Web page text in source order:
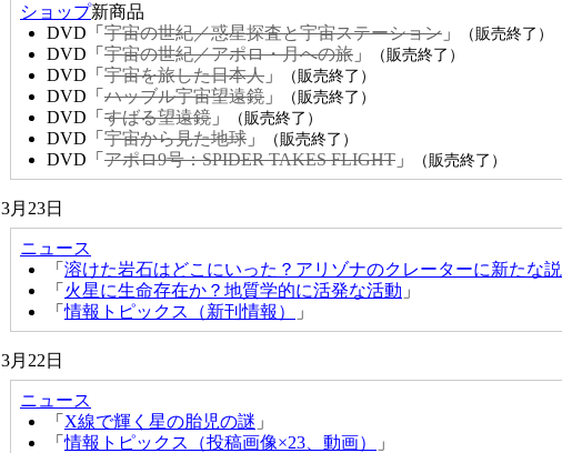
ショップ新商品
DVD「 宇宙の世紀／惑星探査と宇宙ステーション 」 （販売終了）
DVD「 宇宙の世紀／アポロ・月への旅 」 （販売終了）
DVD「 宇宙を旅した日本人 」 （販売終了）
DVD「 ハッブル宇宙望遠鏡 」 （販売終了）
DVD「 すばる望遠鏡 」 （販売終了）
DVD「 宇宙から見た地球 」 （販売終了）
DVD「 アポロ9号：SPIDER TAKES FLIGHT 」 （販売終了）
3月23日
ニュース
「 溶けた岩石はどこにいった？アリゾナのクレーターに新たな説
「 火星に生命存在か？地質学的に活発な活動 」
「情報トピックス（新刊情報） 」
3月22日
ニュース
「 X線で輝く星の胎児の謎 」
「情報トピックス（投稿画像×23、動画） 」